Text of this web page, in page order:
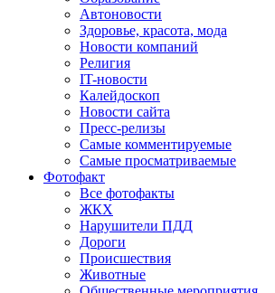
Автоновости
Здоровье, красота, мода
Новости компаний
Религия
IT-новости
Калейдоскоп
Новости сайта
Пресс-релизы
Самые комментируемые
Самые просматриваемые
Фотофакт
Все фотофакты
ЖКХ
Нарушители ПДД
Дороги
Происшествия
Животные